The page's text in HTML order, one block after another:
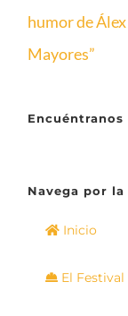
humor de
Mayores”
Encuéntranos
Navega por la
Inicio
El Festival